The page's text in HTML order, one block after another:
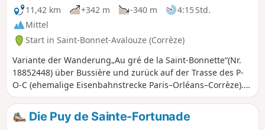
11,42 km +342 m -340 m
4:15 Std.
Mittel
Start in Saint-Bonnet-Avalouze (Corrèze)
Variante der Wanderung„Au gré de la Saint-Bonnette“(Nr.
18852448) über Bussière und zurück auf der Trasse des P-
O-C (ehemalige Eisenbahnstrecke Paris–Orléans–Corrèze).
Blick auf die Mäander der Saint-Bonnette, schöne Anwesen,
Unterholz und offene Landschaften.
Die Puy de Sainte-Fortunade